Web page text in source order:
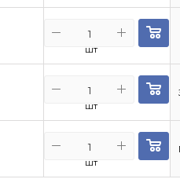
шт
шт
шт